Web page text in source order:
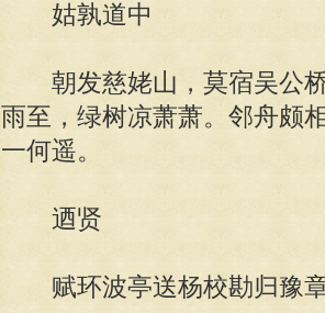
姑孰道中
朝发慈姥山，莫宿吴公桥
雨至，绿树凉萧萧。邻舟颇
一何遥。
迺贤
赋环波亭送杨校勘归豫